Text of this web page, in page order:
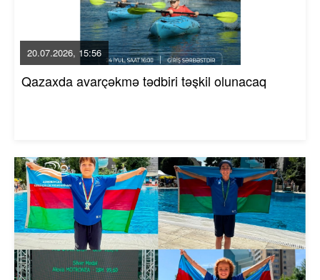
20.07.2026, 15:56
Qazaxda avarçəkmə tədbiri təşkil olunacaq